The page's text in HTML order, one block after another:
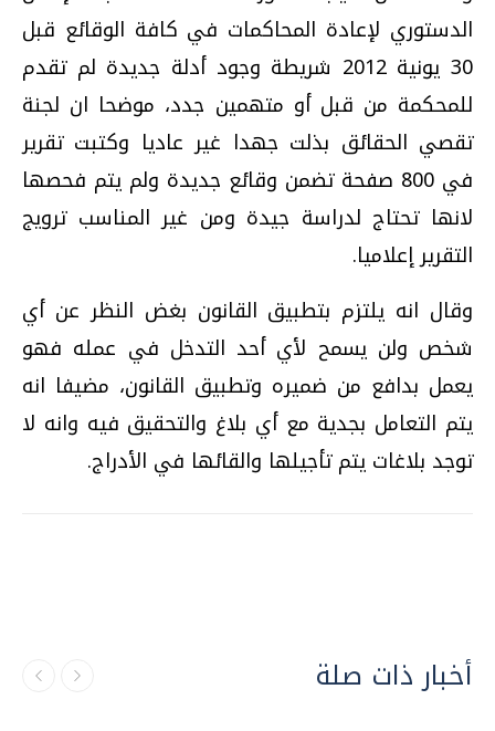
الدستوري لإعادة المحاكمات في كافة الوقائع قبل
30 يونية 2012 شريطة وجود أدلة جديدة لم تقدم
للمحكمة من قبل أو متهمين جدد، موضحا ان لجنة
تقصي الحقائق بذلت جهدا غير عاديا وكتبت تقرير
في 800 صفحة تضمن وقائع جديدة ولم يتم فحصها
لانها تحتاج لدراسة جيدة ومن غير المناسب ترويج
التقرير إعلاميا.
وقال انه يلتزم بتطبيق القانون بغض النظر عن أي
شخص ولن يسمح لأي أحد التدخل في عمله فهو
يعمل بدافع من ضميره وتطبيق القانون، مضيفا انه
يتم التعامل بجدية مع أي بلاغ والتحقيق فيه وانه لا
توجد بلاغات يتم تأجيلها والقائها في الأدراج.
أخبار ذات صلة